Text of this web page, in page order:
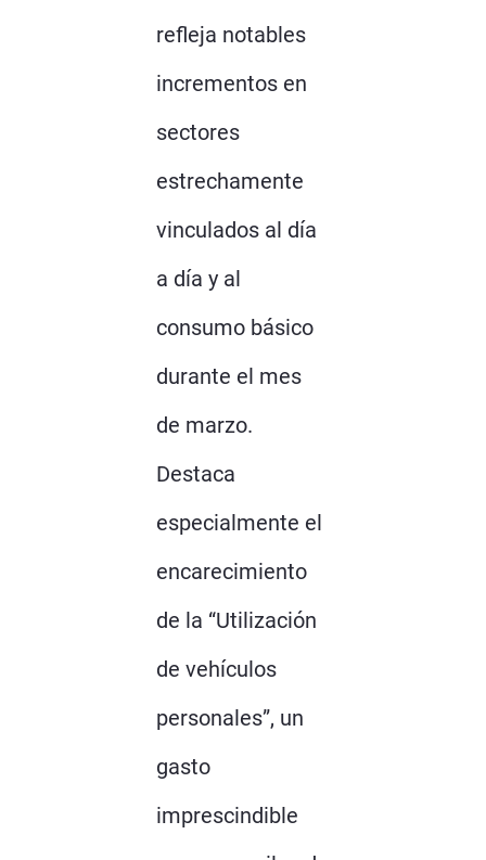
refleja notables
incrementos en
sectores
estrechamente
vinculados al día
a día y al
consumo básico
durante el mes
de marzo.
Destaca
especialmente el
encarecimiento
de la “Utilización
de vehículos
personales”, un
gasto
imprescindible